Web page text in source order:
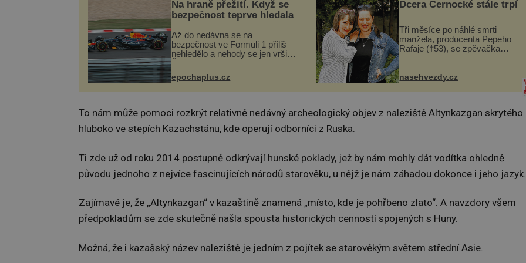
Na hraně přežití. Když se
bezpečnost teprve hledala
Až do nedávna se na
bezpečnost ve Formuli 1 příliš
nehledělo a nehody se jen vršily.
kůži, často s trvalými následky
nebo bohužel i ztrátou života.
Dnes nepochopiteln...
epochaplus.cz
Dcera Černocké stále trpí
Tři měsíce po náhlé smrti
manžela, producenta Pepeho
Rafaje (†53), se zpěvačka
ozvala veřejnosti. Na sociální
nasehvezdy.cz
To nám může pomoci rozkrýt relativně nedávný archeologický objev z naleziště Altynkazgan skrytého
hluboko ve stepích Kazachstánu, kde operují odborníci z Ruska.
Ti zde už od roku 2014 postupně odkrývají hunské poklady, jež by nám mohly dát vodítka ohledně
původu jednoho z nejvíce fascinujících národů starověku, u nějž je nám záhadou dokonce i jeho jazyk.
Zajímavé je, že „Altynkazgan“ v kazaštině znamená „místo, kde je pohřbeno zlato“. A navzdory všem
předpokladům se zde skutečně našla spousta historických cenností spojených s Huny.
Možná, že i kazašský název naleziště je jedním z pojítek se starověkým světem střední Asie.